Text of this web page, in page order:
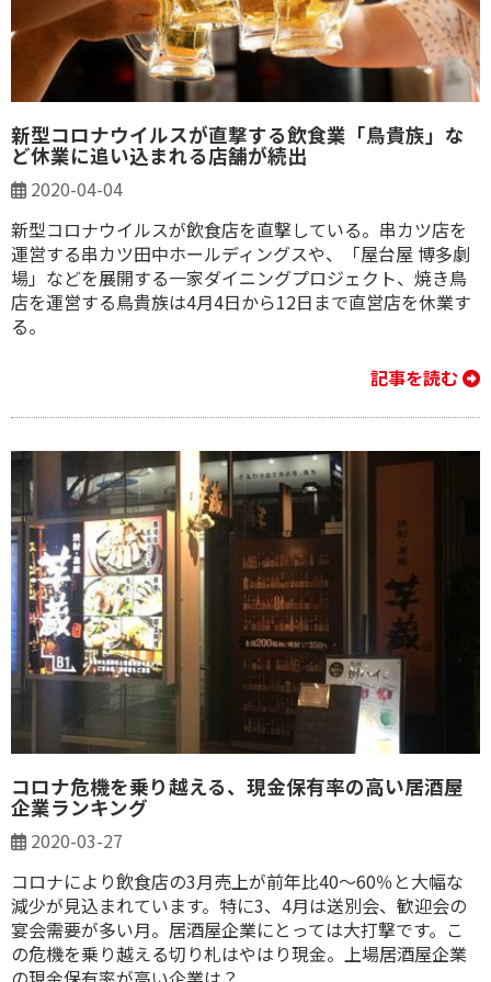
新型コロナウイルスが直撃する飲食業「鳥貴族」な
ど休業に追い込まれる店舗が続出
2020-04-04
新型コロナウイルスが飲食店を直撃している。串カツ店を
運営する串カツ田中ホールディングスや、「屋台屋 博多劇
場」などを展開する一家ダイニングプロジェクト、焼き鳥
店を運営する鳥貴族は4月4日から12日まで直営店を休業す
る。
記事を読む
コロナ危機を乗り越える、現金保有率の高い居酒屋
企業ランキング
2020-03-27
コロナにより飲食店の3月売上が前年比40～60％と大幅な
減少が見込まれています。特に3、4月は送別会、歓迎会の
宴会需要が多い月。居酒屋企業にとっては大打撃です。こ
の危機を乗り越える切り札はやはり現金。上場居酒屋企業